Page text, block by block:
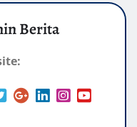
Berita